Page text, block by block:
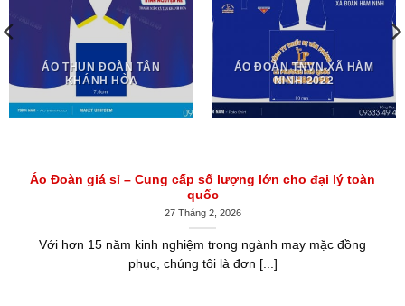
ÁO THUN ĐOÀN TÂN
KHÁNH HÒA
ÁO ĐOÀN TNVN XÃ HÀM
NINH 2022
Áo Đoàn giá sỉ – Cung cấp số lượng lớn cho đại lý toàn
quốc
27 Tháng 2, 2026
Với hơn 15 năm kinh nghiệm trong ngành may mặc đồng
phục, chúng tôi là đơn [...]